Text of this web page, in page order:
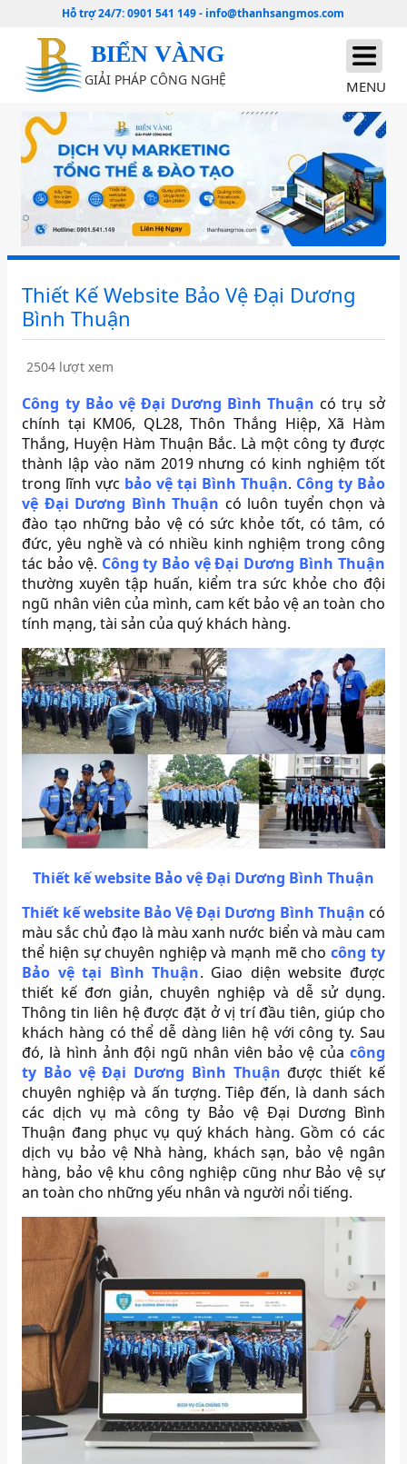
Hỗ trợ 24/7:0901 541 149- info@thanhsangmos.com
BIỂN VÀNG
GIẢI PHÁP CÔNG NGHỆ MENU
Thiết Kế Website Bảo Vệ Đại Dương
Bình Thuận
2504 lượt xem
Công ty Bảo vệ Đại Dương Bình Thuận có trụ sở
chính tại KM06, QL28, Thôn Thắng Hiệp, Xã Hàm
Thắng, Huyện Hàm Thuận Bắc. Là một công ty được
thành lập vào năm 2019 nhưng có kinh nghiệm tốt
trong lĩnh vực bảo vệ tại Bình Thuận. Công ty Bảo
vệ Đại Dương Bình Thuận có luôn tuyển chọn và
đào tạo những bảo vệ có sức khỏe tốt, có tâm, có
đức, yêu nghề và có nhiều kinh nghiệm trong công
tác bảo vệ. Công ty Bảo vệ Đại Dương Bình Thuận
thường xuyên tập huấn, kiểm tra sức khỏe cho đội
ngũ nhân viên của mình, cam kết bảo vệ an toàn cho
tính mạng, tài sản của quý khách hàng.
Thiết kế website Bảo vệ Đại Dương Bình Thuận
Thiết kế website Bảo Vệ Đại Dương Bình Thuận có
màu sắc chủ đạo là màu xanh nước biển và màu cam
thể hiện sự chuyên nghiệp và mạnh mẽ cho công ty
Bảo vệ tại Bình Thuận. Giao diện website được
thiết kế đơn giản, chuyên nghiệp và dễ sử dụng.
Thông tin liên hệ được đặt ở vị trí đầu tiên, giúp cho
khách hàng có thể dễ dàng liên hệ với công ty. Sau
đó, là hình ảnh đội ngũ nhân viên bảo vệ của công
ty Bảo vệ Đại Dương Bình Thuận được thiết kế
chuyên nghiệp và ấn tượng. Tiêp đến, là danh sách
các dịch vụ mà công ty Bảo vệ Đại Dương Bình
Thuận đang phục vụ quý khách hàng. Gồm có các
dịch vụ bảo vệ Nhà hàng, khách sạn, bảo vệ ngân
hàng, bảo vệ khu công nghiệp cũng như Bảo vệ sự
an toàn cho những yếu nhân và người nổi tiếng.